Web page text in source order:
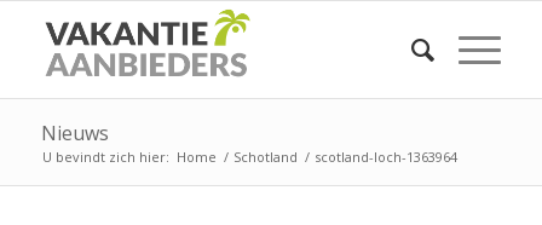
Nieuws
U bevindt zich hier: Home / Schotland / scotland-loch-1363964